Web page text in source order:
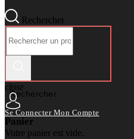
Rechercher
Rechercher
close
Se Connecter Mon Compte
Panier
Votre panier est vide.